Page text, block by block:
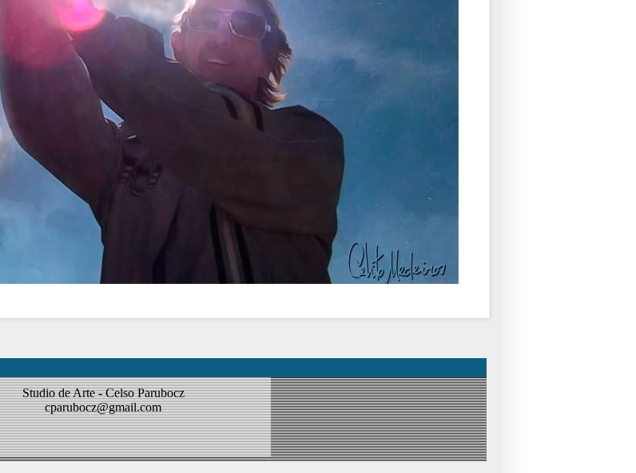
Studio de Arte - Celso Parubocz
cparubocz@gmail.com